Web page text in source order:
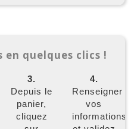
en quelques clics !
3.
Depuis le
panier,
cliquez
4.
Renseigner
vos
informations